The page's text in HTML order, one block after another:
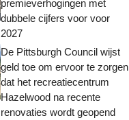
premieverhogingen met
dubbele cijfers voor voor
2027
De Pittsburgh Council wijst
geld toe om ervoor te zorgen
dat het recreatiecentrum
Hazelwood na recente
renovaties wordt geopend